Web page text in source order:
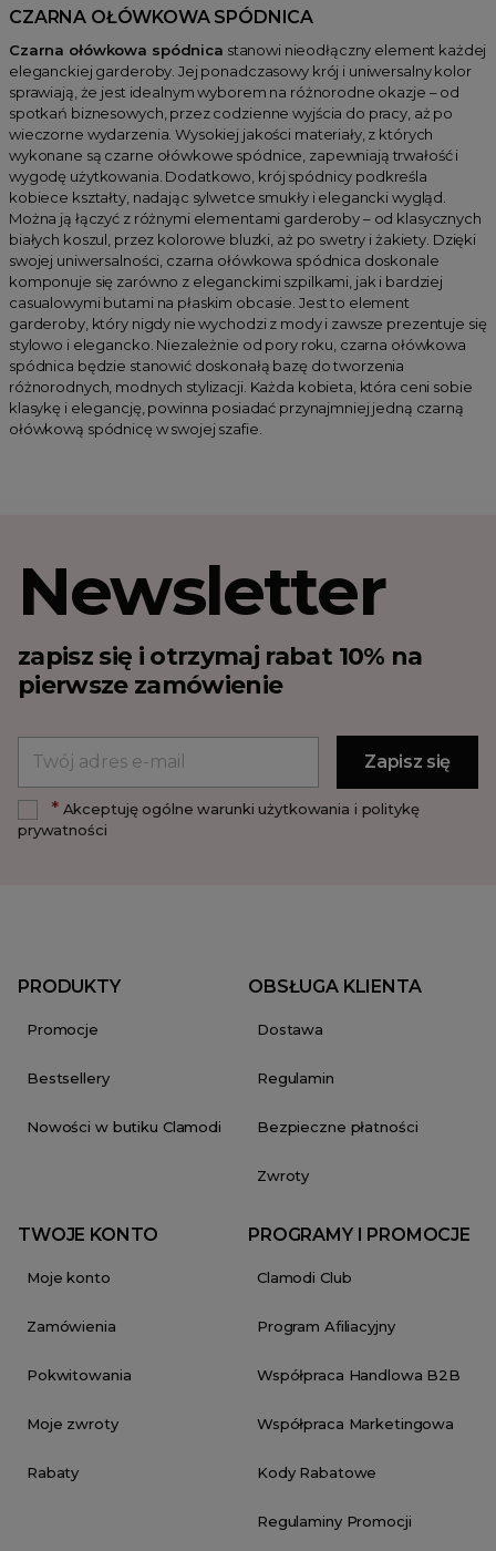
CZARNA OŁÓWKOWA SPÓDNICA
Czarna ołówkowa spódnica stanowi nieodłączny element każdej
eleganckiej garderoby. Jej ponadczasowy krój i uniwersalny kolor
sprawiają, że jest idealnym wyborem na różnorodne okazje – od
spotkań biznesowych, przez codzienne wyjścia do pracy, aż po
wieczorne wydarzenia. Wysokiej jakości materiały, z których
wykonane są czarne ołówkowe spódnice, zapewniają trwałość i
wygodę użytkowania. Dodatkowo, krój spódnicy podkreśla
kobiece kształty, nadając sylwetce smukły i elegancki wygląd.
Można ją łączyć z różnymi elementami garderoby – od klasycznych
białych koszul, przez kolorowe bluzki, aż po swetry i żakiety. Dzięki
swojej uniwersalności, czarna ołówkowa spódnica doskonale
komponuje się zarówno z eleganckimi szpilkami, jak i bardziej
casualowymi butami na płaskim obcasie. Jest to element
garderoby, który nigdy nie wychodzi z mody i zawsze prezentuje się
stylowo i elegancko. Niezależnie od pory roku, czarna ołówkowa
spódnica będzie stanowić doskonałą bazę do tworzenia
różnorodnych, modnych stylizacji. Każda kobieta, która ceni sobie
klasykę i elegancję, powinna posiadać przynajmniej jedną czarną
ołówkową spódnicę w swojej szafie.
Newsletter
zapisz się i otrzymaj rabat 10% na
pierwsze zamówienie
*Akceptuję ogólne warunki użytkowania i politykę
prywatności
PRODUKTY
Promocje
Bestsellery
Nowości w butiku Clamodi
OBSŁUGA KLIENTA
Dostawa
Regulamin
Bezpieczne płatności
Zwroty
TWOJE KONTO
Moje konto
Zamówienia
Pokwitowania
Moje zwroty
Rabaty
PROGRAMY I PROMOCJE
Clamodi Club
Program Afiliacyjny
Współpraca Handlowa B2B
Współpraca Marketingowa
Kody Rabatowe
Regulaminy Promocji